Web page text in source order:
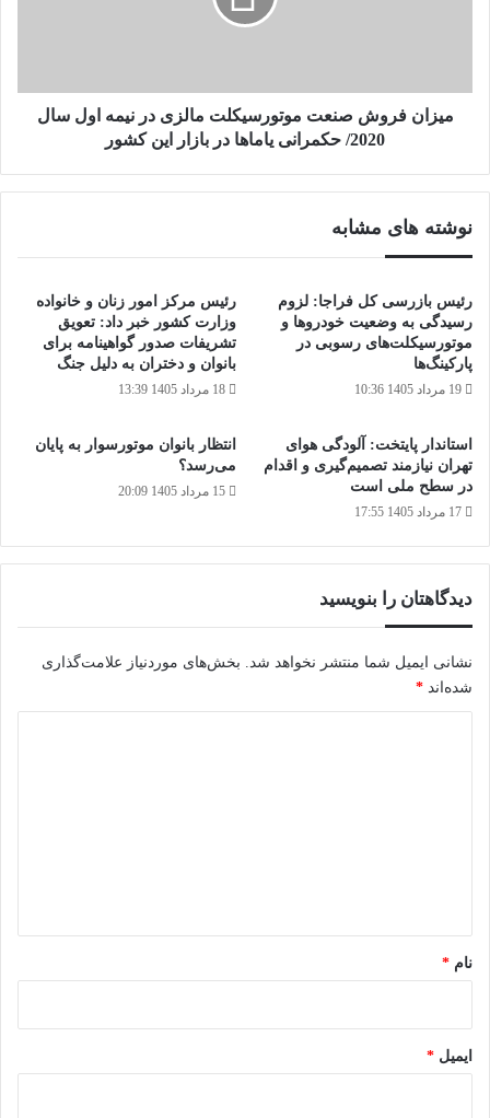
سال
2020/
این
کشور
میزان فروش صنعت موتورسیکلت مالزی در نیمه اول سال
2020/ حکمرانی یاماها در بازار این کشور
نوشته های مشابه
رئیس بازرسی کل فراجا: لزوم
رسیدگی به وضعیت خودروها و
موتورسیکلت‌های رسوبی در
پارکینگ‌ها
19 مرداد 1405 10:36
رئیس مرکز امور زنان و خانواده
وزارت کشور خبر داد: تعویق
تشریفات صدور گواهینامه برای
بانوان و دختران به دلیل جنگ
18 مرداد 1405 13:39
استاندار پایتخت: آلودگی هوای
تهران نیازمند تصمیم‌گیری و اقدام
در سطح ملی است
17 مرداد 1405 17:55
انتظار بانوان موتورسوار به پایان
می‌رسد؟
15 مرداد 1405 20:09
دیدگاهتان را بنویسید
نشانی ایمیل شما منتشر نخواهد شد. بخش‌های موردنیاز علامت‌گذاری
شده‌اند *
نام *
ایمیل *